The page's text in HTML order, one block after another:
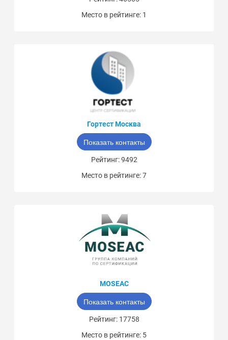
Место в рейтинге: 1
Гортест Москва
Показать контакты
Рейтинг: 9492
Место в рейтинге: 7
MOSEAC
Показать контакты
Рейтинг: 17758
Место в рейтинге: 5